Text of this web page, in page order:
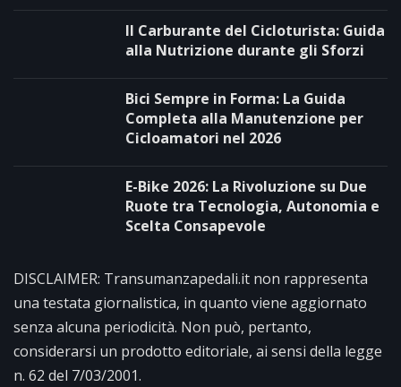
Il Carburante del Cicloturista: Guida
alla Nutrizione durante gli Sforzi
Bici Sempre in Forma: La Guida
Completa alla Manutenzione per
Cicloamatori nel 2026
E-Bike 2026: La Rivoluzione su Due
Ruote tra Tecnologia, Autonomia e
Scelta Consapevole
DISCLAIMER: Transumanzapedali.it non rappresenta
una testata giornalistica, in quanto viene aggiornato
senza alcuna periodicità. Non può, pertanto,
considerarsi un prodotto editoriale, ai sensi della legge
n. 62 del 7/03/2001.